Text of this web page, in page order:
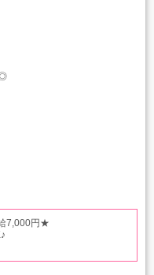
◎
7,000円★